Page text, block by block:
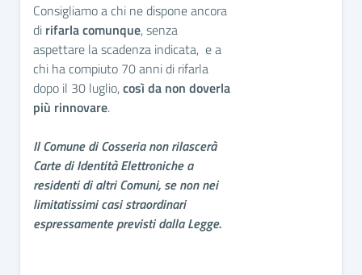
Consigliamo a chi ne dispone ancora
di rifarla comunque, senza
aspettare la scadenza indicata, e a
chi ha compiuto 70 anni di rifarla
dopo il 30 luglio,così da non doverla
più rinnovare.
Il Comune di Cosseria non rilascerà
Carte di Identità Elettroniche a
residenti di altri Comuni, se non nei
limitatissimi casi straordinari
espressamente previsti dalla Legge.